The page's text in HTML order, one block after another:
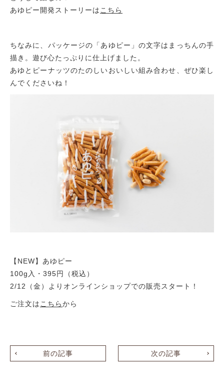
あゆピー開発ストーリーはこちら
ちなみに、パッケージの「あゆピー」の文字はまっちんの手
描き。遊び心たっぷりに仕上げました。
あゆとピーナッツのたのしいおいしい組み合わせ、ぜひ楽し
んでくださいね！
【NEW】あゆピー
100g入・395円（税込）
2/12（金）よりオンラインショップでの販売スタート！
ご注文はこちらから
前の記事 次の記事